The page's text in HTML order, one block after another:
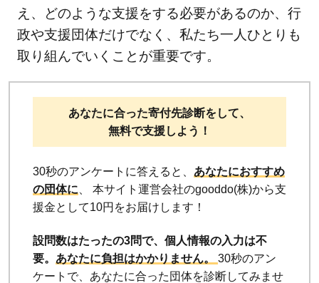
え、どのような支援をする必要があるのか、行
政や支援団体だけでなく、私たち一人ひとりも
取り組んでいくことが重要です。
あなたに合った寄付先診断をして、
無料で支援しよう！
30秒のアンケートに答えると、 あなたにおすすめ
の団体に 、 本サイト運営会社のgooddo(株)から支
援金として10円をお届けします！
設問数はたったの3問で、個人情報の入力は不
要。 あなたに負担はかかりません。 30秒のアン
ケートで、あなたに合った団体を診断してみませ